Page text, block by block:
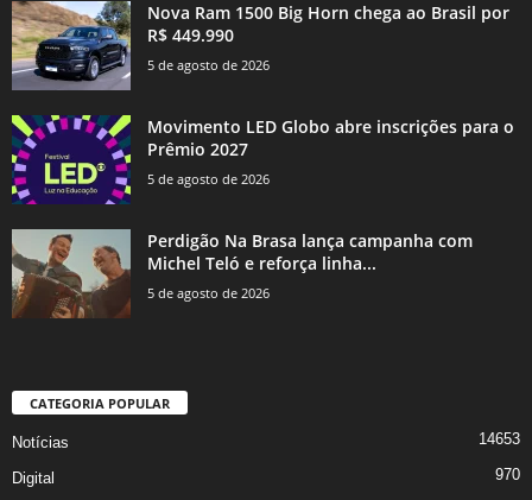
Nova Ram 1500 Big Horn chega ao Brasil por
R$ 449.990
5 de agosto de 2026
Movimento LED Globo abre inscrições para o
Prêmio 2027
5 de agosto de 2026
Perdigão Na Brasa lança campanha com
Michel Teló e reforça linha...
5 de agosto de 2026
CATEGORIA POPULAR
Notícias 14653
Digital 970